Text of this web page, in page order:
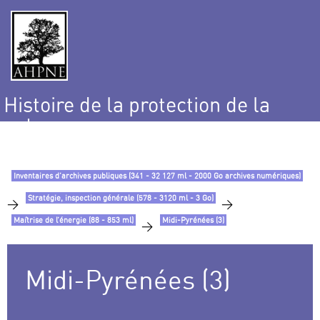
Histoire de la protection de la
nature
Inventaires d’archives publiques (341 - 32 127 ml - 2000 Go archives numériques)
> Stratégie, inspection générale (578 - 3120 ml - 3 Go) >
Maîtrise de l’énergie (88 - 853 ml) > Midi-Pyrénées (3)
Midi-Pyrénées (3)